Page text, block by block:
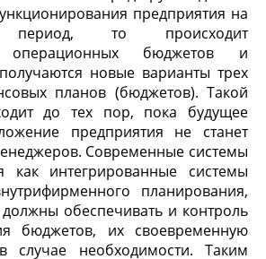
предприятия на
период, то происходит
операционных бюджетов и
новые варианты трех
планов (бюджетов). Такой
до тех пор, пока будущее
предприятия не станет
Современные системы
как интегрированные системы
планирования,
обеспечивать и контроль
бюджетов, их своевременную
случае необходимости. Таким